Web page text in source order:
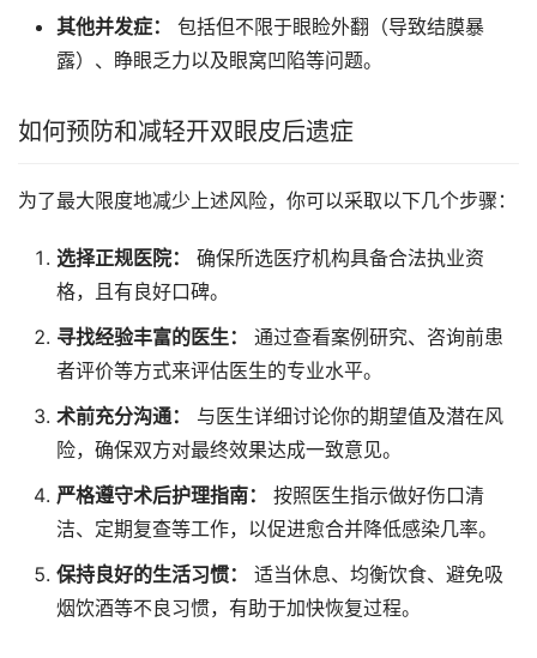
其他并发症：
包括但不限于眼睑外翻（导致结膜暴
露）、睁眼乏力以及眼窝凹陷等问题。
如何预防和减轻开双眼皮后遗症
为了最大限度地减少上述风险，你可以采取以下几个步骤：
选择正规医院：
确保所选医疗机构具备合法执业资
格，且有良好口碑。
寻找经验丰富的医生：
通过查看案例研究、咨询前患
者评价等方式来评估医生的专业水平。
术前充分沟通：
与医生详细讨论你的期望值及潜在风
险，确保双方对最终效果达成一致意见。
严格遵守术后护理指南：
按照医生指示做好伤口清
洁、定期复查等工作，以促进愈合并降低感染几率。
保持良好的生活习惯：
适当休息、均衡饮食、避免吸
烟饮酒等不良习惯，有助于加快恢复过程。